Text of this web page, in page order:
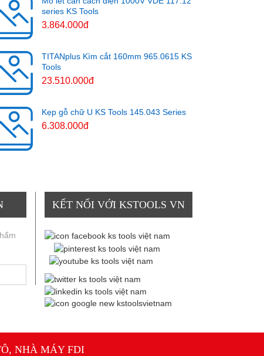
series KS Tools
3.864.000đ
TITANplus Kìm cắt 160mm 965.0615 KS
Tools
23.510.000đ
Kẹp gỗ chữ U KS Tools 145.043 Series
6.308.000đ
KẾT NỐI VỚI KSTOOLS VN
NHÀ MÁY FDI